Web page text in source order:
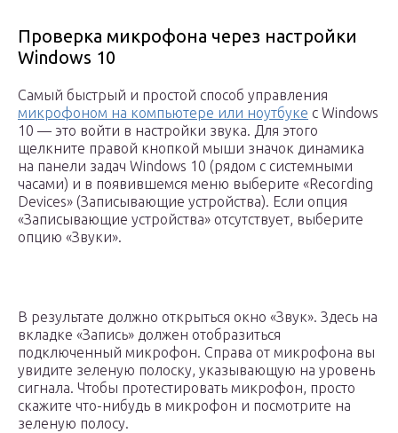
Проверка микрофона через настройки
Windows 10
Самый быстрый и простой способ управления
микрофоном на компьютере или ноутбуке с Windows
10 — это войти в настройки звука. Для этого
щелкните правой кнопкой мыши значок динамика
на панели задач Windows 10 (рядом с системными
часами) и в появившемся меню выберите «Recording
Devices» (Записывающие устройства). Если опция
«Записывающие устройства» отсутствует, выберите
опцию «Звуки».
В результате должно открыться окно «Звук». Здесь на
вкладке «Запись» должен отобразиться
подключенный микрофон. Справа от микрофона вы
увидите зеленую полоску, указывающую на уровень
сигнала. Чтобы протестировать микрофон, просто
скажите что-нибудь в микрофон и посмотрите на
зеленую полосу.